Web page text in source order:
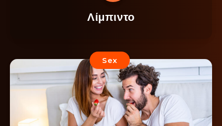
Λίμπιντο
Sex